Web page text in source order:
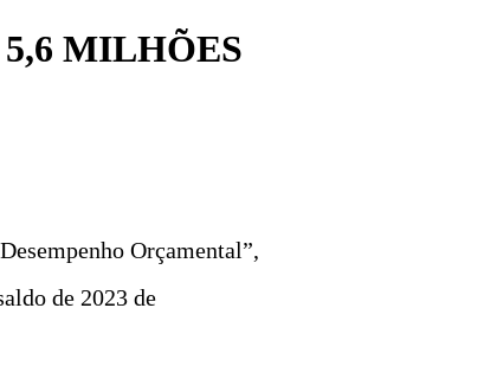
MILHÕES
Orçamental”,
de 2023 de